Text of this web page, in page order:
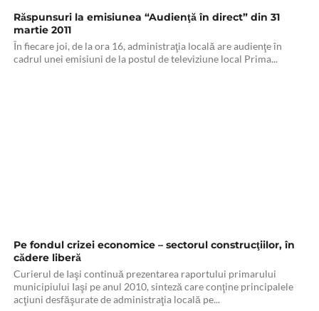
Răspunsuri la emisiunea “Audienţă în direct” din 31
martie 2011
În fiecare joi, de la ora 16, administraţia locală are audienţe în
cadrul unei emisiuni de la postul de televiziune local Prima...
Pe fondul crizei economice – sectorul construcţiilor, în
cădere liberă
Curierul de Iaşi continuă prezentarea raportului primarului
municipiului Iaşi pe anul 2010, sinteză care conţine principalele
acţiuni desfăşurate de administraţia locală pe...